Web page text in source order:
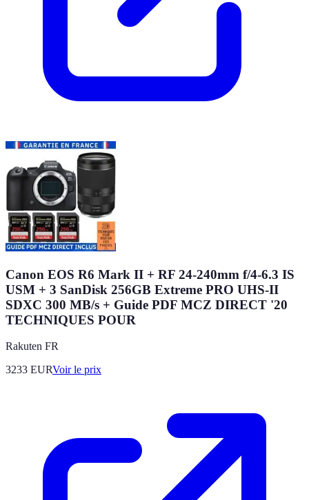
Canon EOS R6 Mark II + RF 24-240mm f/4-6.3 IS
USM + 3 SanDisk 256GB Extreme PRO UHS-II
SDXC 300 MB/s + Guide PDF MCZ DIRECT '20
TECHNIQUES POUR
Rakuten FR
3233 EURVoir le prix